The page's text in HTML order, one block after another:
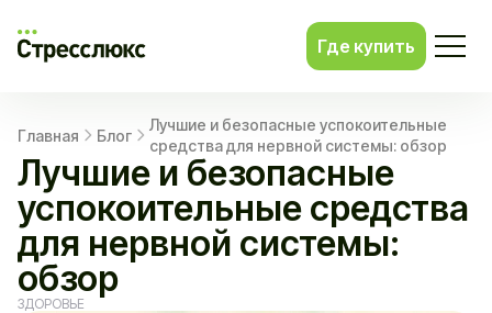
Где купить
Главная Блог
Лучшие и безопасные успокоительные
средства для нервной системы: обзор
Лучшие и безопасные
успокоительные средства
для нервной системы:
обзор
ЗДОРОВЬЕ